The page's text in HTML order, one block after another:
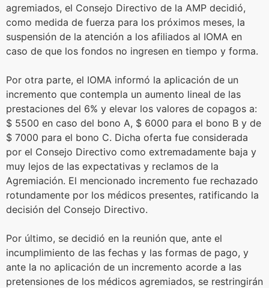
agremiados, el Consejo Directivo de la AMP decidió,
como medida de fuerza para los próximos meses, la
suspensión de la atención a los afiliados al IOMA en
caso de que los fondos no ingresen en tiempo y forma.
Por otra parte, el IOMA informó la aplicación de un
incremento que contempla un aumento lineal de las
prestaciones del 6% y elevar los valores de copagos a:
$ 5500 en caso del bono A, $ 6000 para el bono B y de
$ 7000 para el bono C. Dicha oferta fue considerada
por el Consejo Directivo como extremadamente baja y
muy lejos de las expectativas y reclamos de la
Agremiación. El mencionado incremento fue rechazado
rotundamente por los médicos presentes, ratificando la
decisión del Consejo Directivo.
Por último, se decidió en la reunión que, ante el
incumplimiento de las fechas y las formas de pago, y
ante la no aplicación de un incremento acorde a las
pretensiones de los médicos agremiados, se restringirán